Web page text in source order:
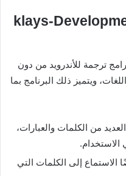
klays-
ذلك البرنامج واحد من أفضل 10 برامج ترجمة للأندرويد من دون
ويتميز ذلك البرنامج بما
من الكلمات والعبارات،
الاستخدام.
الاستماع إلى الكلمات التي